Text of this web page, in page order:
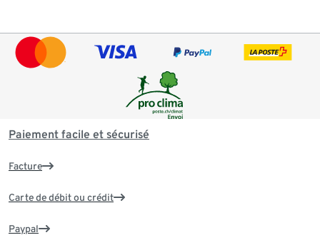
Paiement facile et sécurisé
Facture
Carte de débit ou crédit
Paypal